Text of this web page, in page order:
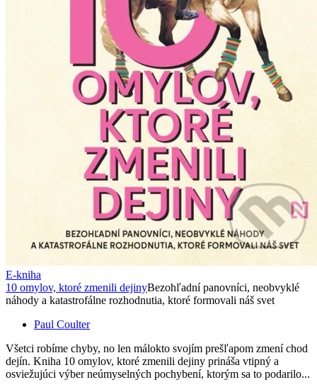
E-kniha
10 omylov, ktoré zmenili dejinyBezohľadní panovníci, neobvyklé
náhody a katastrofálne rozhodnutia, ktoré formovali náš svet
Paul Coulter
Všetci robíme chyby, no len málokto svojím prešľapom zmení chod
dejín. Kniha 10 omylov, ktoré zmenili dejiny prináša vtipný a
osviežujúci výber neúmyselných pochybení, ktorým sa to podarilo...